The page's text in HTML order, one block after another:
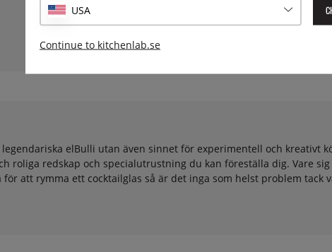
elBulli utan även sinnet för experimentell och kreativt
roliga redskap och specialutrustning du kan föreställa dig. Vare
att rymma ett cocktailglas så är det inga som helst problem tack
USA
Continue to kitchenlab.se